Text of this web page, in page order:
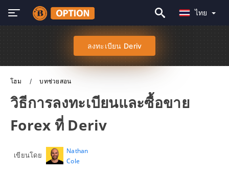
ไทย
ลงทะเบียน Deriv
โฮม บทช่วยสอน
วิธีการลงทะเบียนและซื้อขาย
Forex ที่ Deriv
เขียนโดย
Nathan
Cole